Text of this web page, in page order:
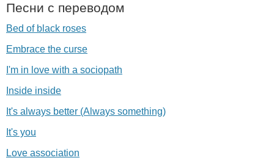
Песни с переводом
Bed of black roses
Embrace the curse
I'm in love with a sociopath
Inside inside
It's always better (Always something)
It's you
Love association